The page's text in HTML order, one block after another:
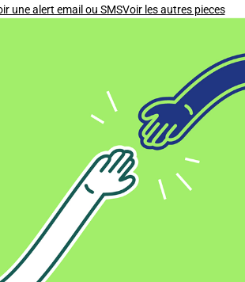
une alert email ou SMSVoir les autres pieces